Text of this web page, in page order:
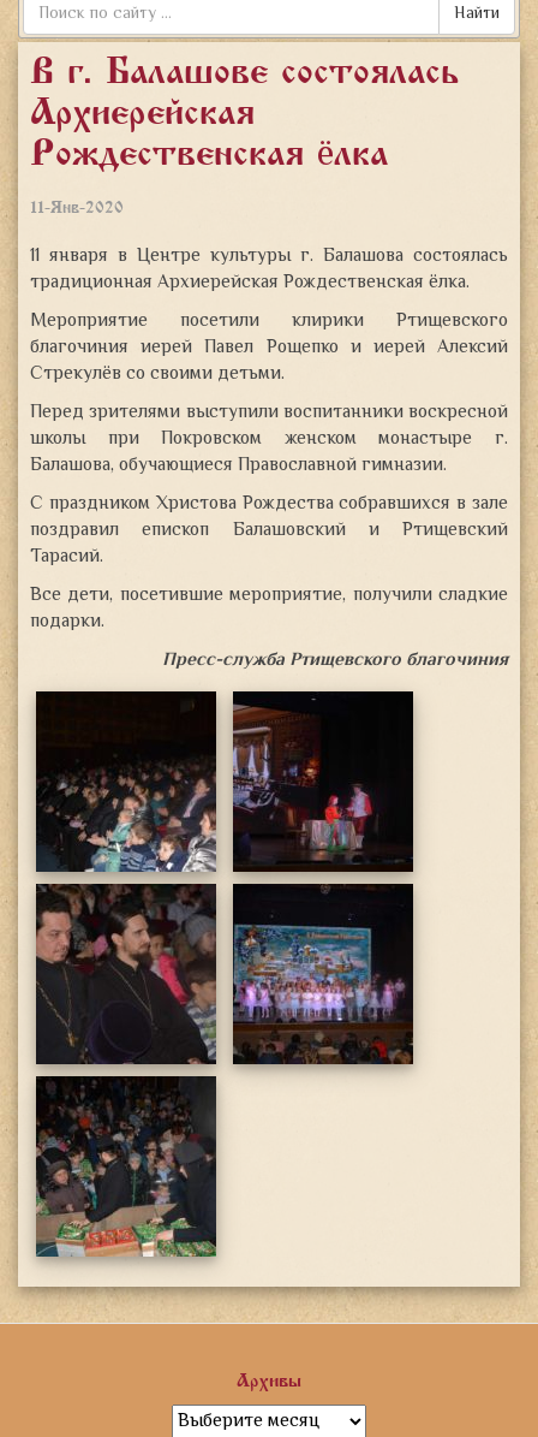
Найти
В г. Балашове состоялась
Архиерейская
Рождественская ёлка
11-Янв-2020
11 января в Центре культуры г. Балашова состоялась
традиционная Архиерейская Рождественская ёлка.
Мероприятие посетили клирики Ртищевского
благочиния иерей Павел Рощепко и иерей Алексий
Стрекулёв со своими детьми.
Перед зрителями выступили воспитанники воскресной
школы при Покровском женском монастыре г.
Балашова, обучающиеся Православной гимназии.
С праздником Христова Рождества собравшихся в зале
поздравил епископ Балашовский и Ртищевский
Тарасий.
Все дети, посетившие мероприятие, получили сладкие
подарки.
Пресс-служба Ртищевского благочиния
Архивы
Архивы